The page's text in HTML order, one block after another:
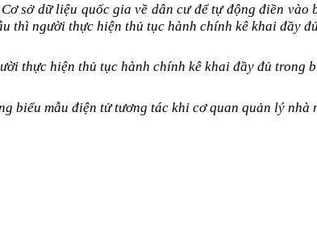
sở dữ liệu quốc gia về dân cư để tự động điền vào
thì người thực hiện thủ tục hành chính kê khai đầy
thực hiện thủ tục hành chính kê khai đầy đủ trong
biểu mẫu điện tử tương tác khi cơ quan quản lý